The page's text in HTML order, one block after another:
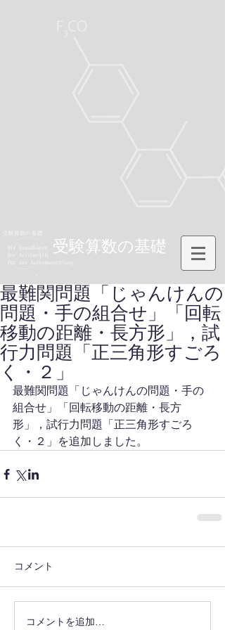
受験算数の基礎
最難関問題「じゃんけんの
問題・手の組合せ」「回転
移動の距離・長方形」，試
行力問題「正三角形すごろ
く・２」
最難関問題「じゃんけんの問題・手の
組合せ」「回転移動の距離・長方
形」，試行力問題「正三角形すごろ
く・２」を追加しました。
コメント
コメントを追加…